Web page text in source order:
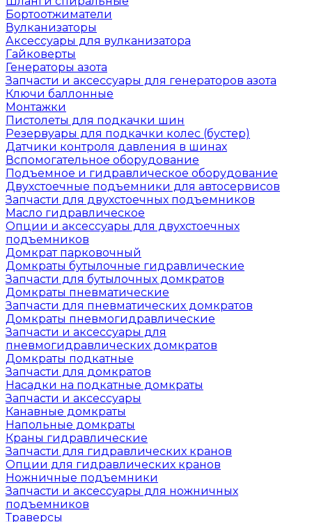
Бортоотжиматели
Вулканизаторы
Аксессуары для вулканизатора
Гайковерты
Генераторы азота
Запчасти и аксессуары для генераторов азота
Ключи баллонные
Монтажки
Пистолеты для подкачки шин
Резервуары для подкачки колес (бустер)
Датчики контроля давления в шинах
Вспомогательное оборудование
Подъемное и гидравлическое оборудование
Двухстоечные подъемники для автосервисов
Запчасти для двухстоечных подъемников
Масло гидравлическое
Опции и аксессуары для двухстоечных
подъемников
Домкрат парковочный
Домкраты бутылочные гидравлические
Запчасти для бутылочных домкратов
Домкраты пневматические
Запчасти для пневматических домкратов
Домкраты пневмогидравлические
Запчасти и аксессуары для
пневмогидравлических домкратов
Домкраты подкатные
Запчасти для домкратов
Насадки на подкатные домкраты
Запчасти и аксессуары
Канавные домкраты
Напольные домкраты
Краны гидравлические
Запчасти для гидравлических кранов
Опции для гидравлических кранов
Ножничные подъемники
Запчасти и аксессуары для ножничных
подъемников
Траверсы